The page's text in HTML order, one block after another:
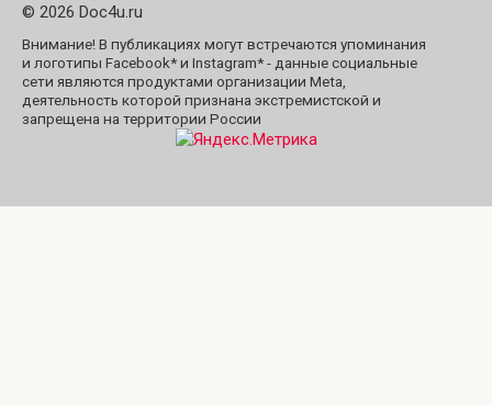
© 2026 Doc4u.ru
Внимание! В публикациях могут встречаются упоминания
и логотипы Facebook* и Instagram* - данные социальные
сети являются продуктами организации Meta,
деятельность которой признана экстремистской и
запрещена на территории России